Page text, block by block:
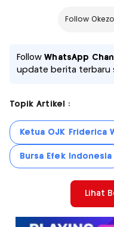
Follow
FollowWhatsApp
update berita terbaru
Topik Artikel :
Ketua OJK Friderica
Bursa Efek Indonesia
Lihat